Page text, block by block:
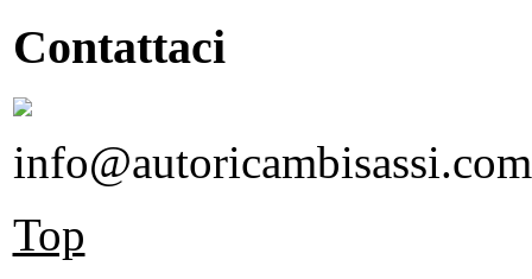
Contattaci
info@autoricambisassi.com
Top